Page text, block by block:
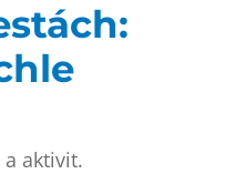
a aktivit.